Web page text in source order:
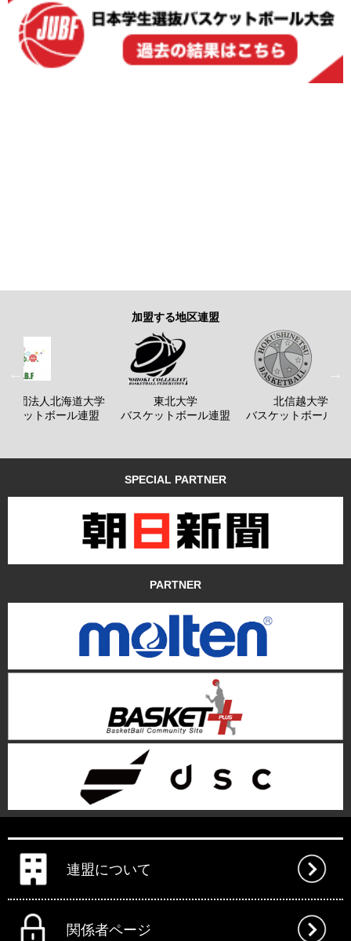
加盟する地区連盟
社団法人北海道大学
ケットボール連盟
東北大学
バスケットボール連盟
北信越大学
バスケットボール連
SPECIAL PARTNER
PARTNER
連盟について
関係者ページ